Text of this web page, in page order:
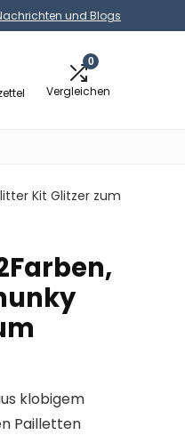
und Blogs
0
Vergleichen
Kit Glitzer zum
klobigem
Pailletten